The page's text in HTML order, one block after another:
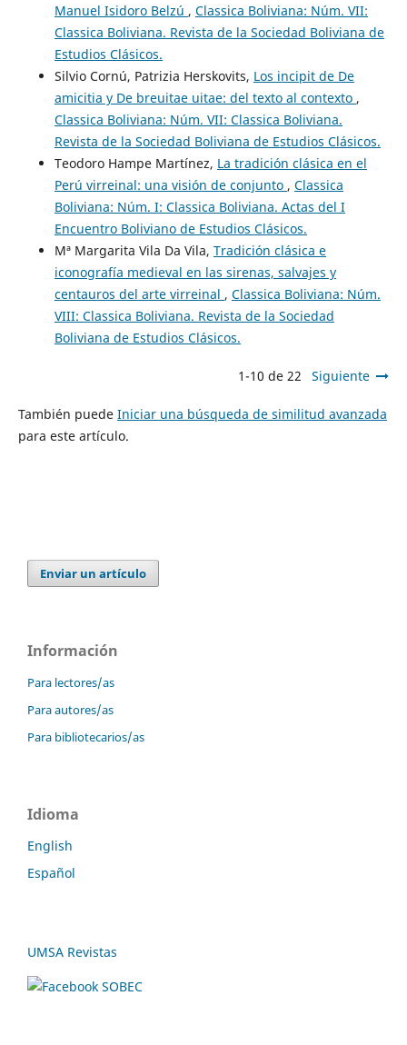
Manuel Isidoro Belzú , Classica Boliviana: Núm. VII:
Classica Boliviana. Revista de la Sociedad Boliviana de
Estudios Clásicos.
Silvio Cornú, Patrizia Herskovits, Los incipit de De
amicitia y De breuitae uitae: del texto al contexto ,
Classica Boliviana: Núm. VII: Classica Boliviana.
Revista de la Sociedad Boliviana de Estudios Clásicos.
Teodoro Hampe Martínez, La tradición clásica en el
Perú virreinal: una visión de conjunto , Classica
Boliviana: Núm. I: Classica Boliviana. Actas del I
Encuentro Boliviano de Estudios Clásicos.
Mª Margarita Vila Da Vila, Tradición clásica e
iconografía medieval en las sirenas, salvajes y
centauros del arte virreinal , Classica Boliviana: Núm.
VIII: Classica Boliviana. Revista de la Sociedad
Boliviana de Estudios Clásicos.
1-10 de 22 Siguiente
También puede Iniciar una búsqueda de similitud avanzada
para este artículo.
Enviar un artículo
Información
Para lectores/as
Para autores/as
Para bibliotecarios/as
Idioma
English
Español
UMSA Revistas